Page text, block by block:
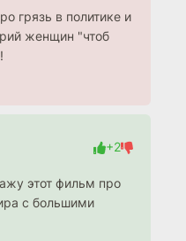
грязь в политике и
женщин "чтоб
+2
этот фильм про
с большими